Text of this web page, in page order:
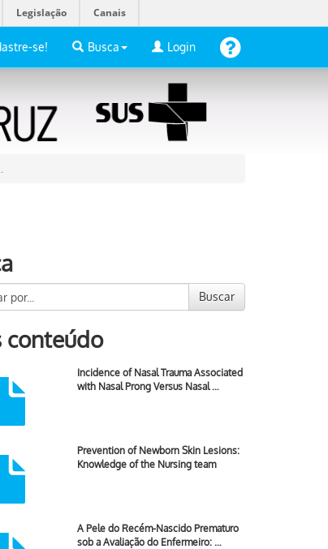
Legislação Canais
se! Busca Login
Buscar
conteúdo
Incidence of Nasal Trauma Associated
with Nasal Prong Versus Nasal …
Prevention of Newborn Skin Lesions:
Knowledge of the Nursing team
A Pele do Recém-Nascido Prematuro
sob a Avaliação do Enfermeiro: …